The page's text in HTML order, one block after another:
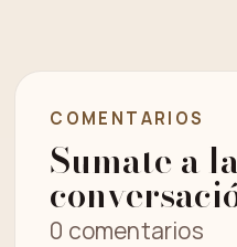
COMENTARIOS
Sumate a
0 comentarios